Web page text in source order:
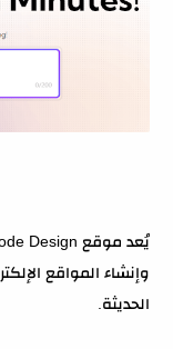
يُعد موقع Code Design واحداً من أفضل مزودي خدمات تصميم
وإنشاء المواقع
الحديثة.